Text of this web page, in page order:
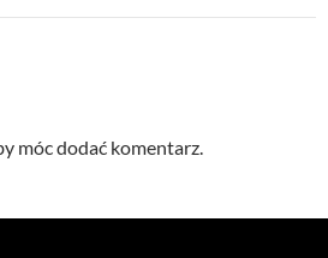
móc dodać komentarz.